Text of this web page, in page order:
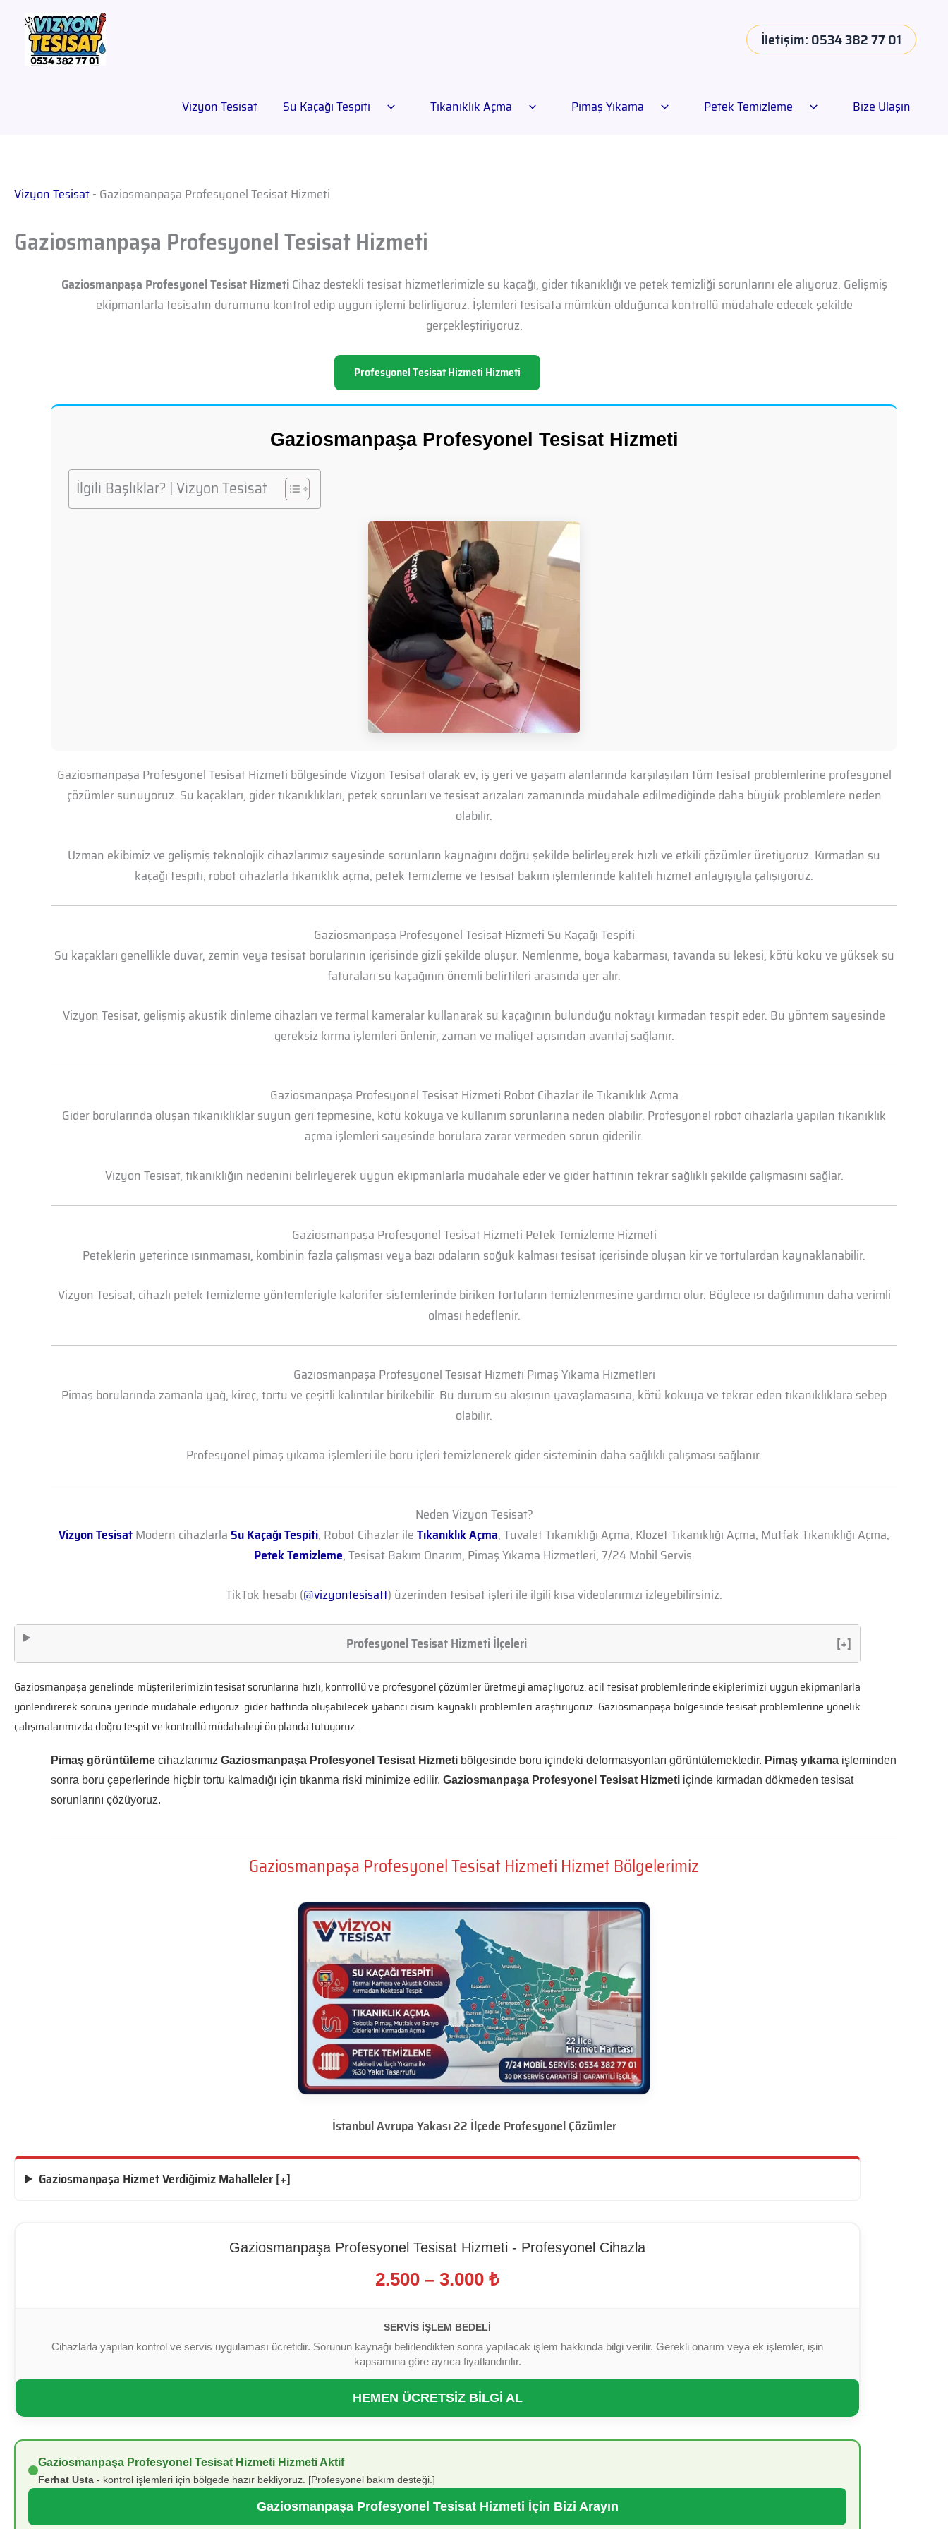
İletişim: 0534 382 77 01
Vizyon Tesisat Su Kaçağı Tespiti Tıkanıklık Açma Pimaş Yıkama Petek Temizleme Bize Ulaşın
Vizyon Tesisat- Gaziosmanpaşa Profesyonel Tesisat Hizmeti
Gaziosmanpaşa Profesyonel Tesisat Hizmeti
Gaziosmanpaşa Profesyonel Tesisat HizmetiCihaz destekli tesisat hizmetlerimizle su kaçağı, gider tıkanıklığı ve petek temizliği sorunlarını ele alıyoruz. Gelişmiş
ekipmanlarla tesisatın durumunu kontrol edip uygun işlemi belirliyoruz. İşlemleri tesisata mümkün olduğunca kontrollü müdahale edecek şekilde
gerçekleştiriyoruz.
Profesyonel Tesisat Hizmeti Hizmeti
Gaziosmanpaşa Profesyonel Tesisat Hizmeti
İlgili Başlıklar? | Vizyon Tesisat
Gaziosmanpaşa Profesyonel Tesisat Hizmeti bölgesinde Vizyon Tesisat olarak ev, iş yeri ve yaşam alanlarında karşılaşılan tüm tesisat problemlerine profesyonel
çözümler sunuyoruz. Su kaçakları, gider tıkanıklıkları, petek sorunları ve tesisat arızaları zamanında müdahale edilmediğinde daha büyük problemlere neden
olabilir.
Uzman ekibimiz ve gelişmiş teknolojik cihazlarımız sayesinde sorunların kaynağını doğru şekilde belirleyerek hızlı ve etkili çözümler üretiyoruz. Kırmadan su
kaçağı tespiti, robot cihazlarla tıkanıklık açma, petek temizleme ve tesisat bakım işlemlerinde kaliteli hizmet anlayışıyla çalışıyoruz.
Gaziosmanpaşa Profesyonel Tesisat Hizmeti Su Kaçağı Tespiti
Su kaçakları genellikle duvar, zemin veya tesisat borularının içerisinde gizli şekilde oluşur. Nemlenme, boya kabarması, tavanda su lekesi, kötü koku ve yüksek su
faturaları su kaçağının önemli belirtileri arasında yer alır.
Vizyon Tesisat, gelişmiş akustik dinleme cihazları ve termal kameralar kullanarak su kaçağının bulunduğu noktayı kırmadan tespit eder. Bu yöntem sayesinde
gereksiz kırma işlemleri önlenir, zaman ve maliyet açısından avantaj sağlanır.
Gaziosmanpaşa Profesyonel Tesisat Hizmeti Robot Cihazlar ile Tıkanıklık Açma
Gider borularında oluşan tıkanıklıklar suyun geri tepmesine, kötü kokuya ve kullanım sorunlarına neden olabilir. Profesyonel robot cihazlarla yapılan tıkanıklık
açma işlemleri sayesinde borulara zarar vermeden sorun giderilir.
Vizyon Tesisat, tıkanıklığın nedenini belirleyerek uygun ekipmanlarla müdahale eder ve gider hattının tekrar sağlıklı şekilde çalışmasını sağlar.
Gaziosmanpaşa Profesyonel Tesisat Hizmeti Petek Temizleme Hizmeti
Peteklerin yeterince ısınmaması, kombinin fazla çalışması veya bazı odaların soğuk kalması tesisat içerisinde oluşan kir ve tortulardan kaynaklanabilir.
Vizyon Tesisat, cihazlı petek temizleme yöntemleriyle kalorifer sistemlerinde biriken tortuların temizlenmesine yardımcı olur. Böylece ısı dağılımının daha verimli
olması hedeflenir.
Gaziosmanpaşa Profesyonel Tesisat Hizmeti Pimaş Yıkama Hizmetleri
Pimaş borularında zamanla yağ, kireç, tortu ve çeşitli kalıntılar birikebilir. Bu durum su akışının yavaşlamasına, kötü kokuya ve tekrar eden tıkanıklıklara sebep
olabilir.
Profesyonel pimaş yıkama işlemleri ile boru içleri temizlenerek gider sisteminin daha sağlıklı çalışması sağlanır.
Neden Vizyon Tesisat?
Vizyon TesisatModern cihazlarlaSu Kaçağı Tespiti, Robot Cihazlar ileTıkanıklık Açma, Tuvalet Tıkanıklığı Açma, Klozet Tıkanıklığı Açma, Mutfak Tıkanıklığı Açma,
Petek Temizleme, Tesisat Bakım Onarım, Pimaş Yıkama Hizmetleri, 7/24 Mobil Servis.
TikTok hesabı (@vizyontesisatt) üzerinden tesisat işleri ile ilgili kısa videolarımızı izleyebilirsiniz.
Profesyonel Tesisat Hizmeti İlçeleri [+]
Gaziosmanpaşa genelinde müşterilerimizin tesisat sorunlarına hızlı, kontrollü ve profesyonel çözümler üretmeyi amaçlıyoruz. acil tesisat problemlerinde ekiplerimizi uygun ekipmanlarla
yönlendirerek soruna yerinde müdahale ediyoruz. gider hattında oluşabilecek yabancı cisim kaynaklı problemleri araştırıyoruz. Gaziosmanpaşa bölgesinde tesisat problemlerine yönelik
çalışmalarımızda doğru tespit ve kontrollü müdahaleyi ön planda tutuyoruz.
Pimaş görüntüleme cihazlarımız Gaziosmanpaşa Profesyonel Tesisat Hizmeti bölgesinde boru içindeki deformasyonları görüntülemektedir. Pimaş yıkama işleminden
sonra boru çeperlerinde hiçbir tortu kalmadığı için tıkanma riski minimize edilir. Gaziosmanpaşa Profesyonel Tesisat Hizmeti içinde kırmadan dökmeden tesisat
sorunlarını çözüyoruz.
Gaziosmanpaşa Profesyonel Tesisat Hizmeti Hizmet Bölgelerimiz
İstanbul Avrupa Yakası 22 İlçede Profesyonel Çözümler
Gaziosmanpaşa Hizmet Verdiğimiz Mahalleler [+]
Gaziosmanpaşa Profesyonel Tesisat Hizmeti - Profesyonel Cihazla
2.500 – 3.000 ₺
SERVIS İŞLEM BEDELI
Cihazlarla yapılan kontrol ve servis uygulaması ücretidir. Sorunun kaynağı belirlendikten sonra yapılacak işlem hakkında bilgi verilir. Gerekli onarım veya ek işlemler, işin
kapsamına göre ayrıca fiyatlandırılır.
HEMEN ÜCRETSİZ BİLGİ AL
Gaziosmanpaşa Profesyonel Tesisat Hizmeti Hizmeti Aktif
Ferhat Usta - kontrol işlemleri için bölgede hazır bekliyoruz. [Profesyonel bakım desteği.]
Gaziosmanpaşa Profesyonel Tesisat Hizmeti İçin Bizi Arayın